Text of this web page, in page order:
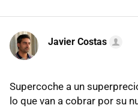
Javier Costas
Supercoche a un
lo que van a cobrar por su